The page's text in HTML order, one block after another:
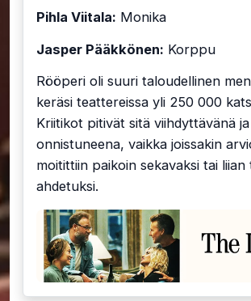
Pihla Viitala: Monika
Jasper Pääkkönen: Korppu
Rööperi oli suuri taloudellinen
keräsi teattereissa yli 250 000
Kriitikot pitivät sitä viihdyttävänä
onnistuneena, vaikka joissakin
moitittiin paikoin sekavaksi tai liian
ahdetuksi.